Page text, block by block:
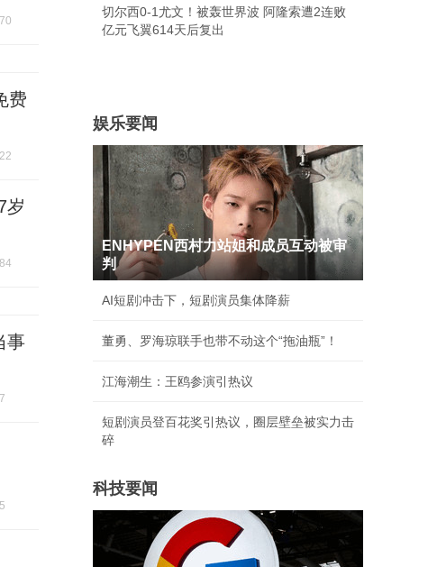
费
岁
事
切尔西0-1尤文！被轰世界波 阿隆索遭2连败
亿元飞翼614天后复出
娱乐要闻
ENHYPEN西村力站姐和成员互动被审
判
AI短剧冲击下，短剧演员集体降薪
董勇、罗海琼联手也带不动这个“拖油瓶”！
江海潮生：王鸥参演引热议
短剧演员登百花奖引热议，圈层壁垒被实力击
碎
科技要闻